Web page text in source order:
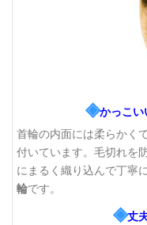
◈かっこい
首輪の内面には柔らかく
付いています。毛切れを
にまるく織り込んで丁寧
輪です。
◈丈